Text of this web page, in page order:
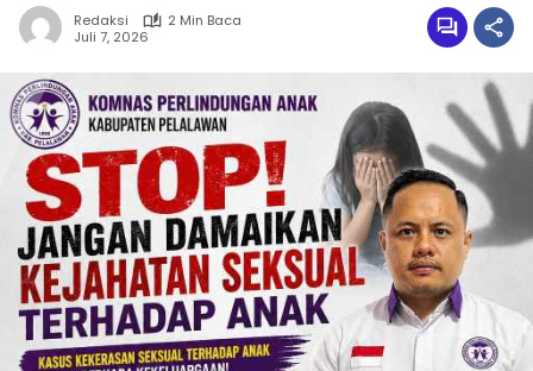
Redaksi
2 Min Baca
Juli 7, 2026